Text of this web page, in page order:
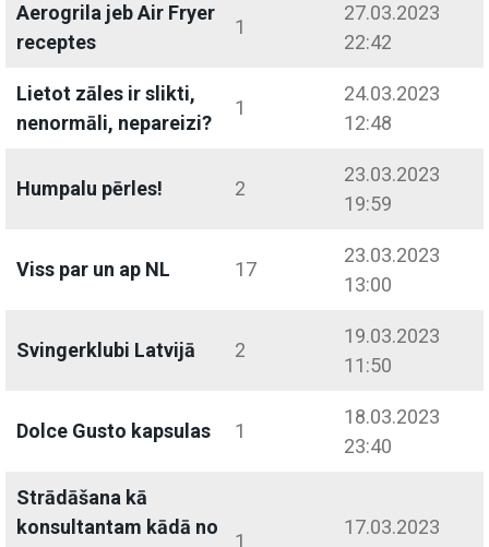
Aerogrila jeb Air Fryer
receptes
1
27.03.2023
22:42
Lietot zāles ir slikti,
nenormāli, nepareizi?
1
24.03.2023
12:48
Humpalu pērles! 2
23.03.2023
19:59
Viss par un ap NL 17
23.03.2023
13:00
Svingerklubi Latvijā 2
19.03.2023
11:50
Dolce Gusto kapsulas 1
18.03.2023
23:40
Strādāšana kā
konsultantam kādā no
1
17.03.2023